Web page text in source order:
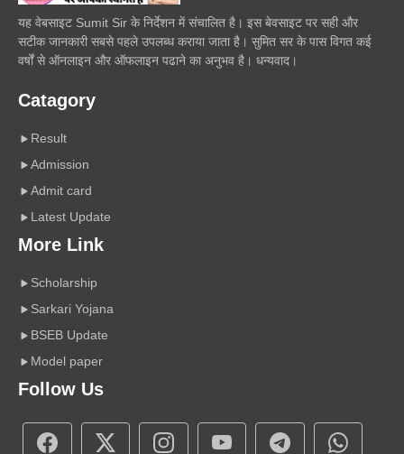
यह वेबसाइट Sumit Sir के निर्देशन में संचालित है। इस बेवसाइट पर सही और
सटीक जानकारी सबसे पहले उपलब्ध कराया जाता है। सुमित सर के पास विगत कई
वर्षों से ऑनलाइन और ऑफलाइन पढाने का अनुभव है। धन्यवाद।
Catagory
Result
Admission
Admit card
Latest Update
More Link
Scholarship
Sarkari Yojana
BSEB Update
Model paper
Follow Us